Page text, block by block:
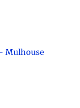
Mulhouse